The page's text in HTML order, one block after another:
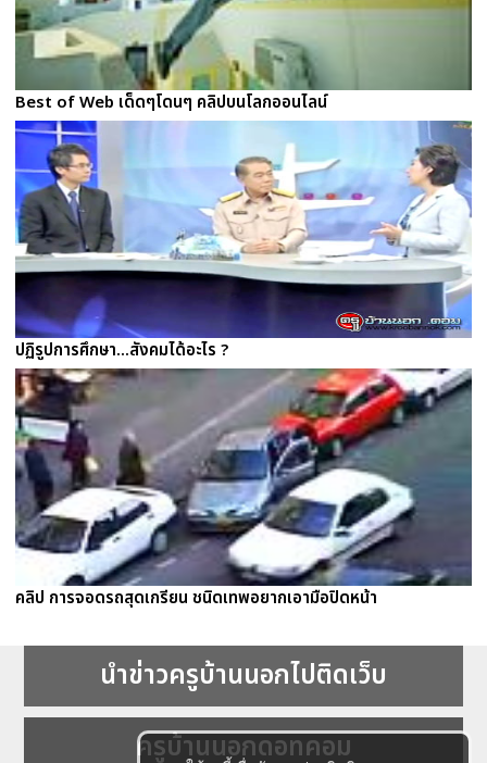
Best of Web เด็ดๆโดนๆ คลิปบนโลกออนไลน์
ปฏิรูปการศึกษา...สังคมได้อะไร ?
คลิป การจอดรถสุดเกรียน ชนิดเทพอยากเอามือปิดหน้า
นำข่าวครูบ้านนอกไปติดเว็บ
ครูบ้านนอกดอทคอม